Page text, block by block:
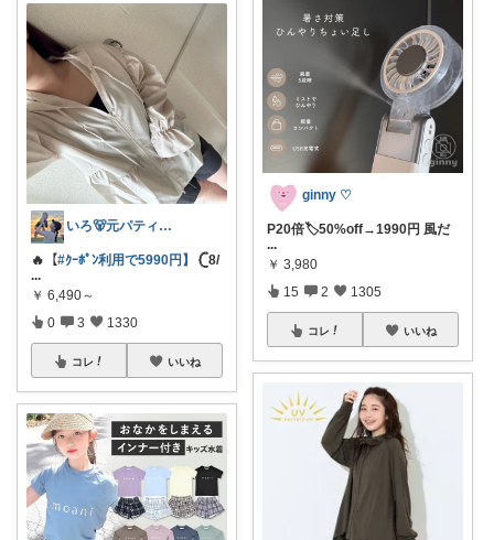
いろ🐻元パティシエ🍫
🔥【#ｸｰﾎﾟﾝ利用で5990円】
𓊆8/
...
￥ 6,490～
0 3 1330
コレ いいね
ginny ♡
P20倍🏷️50%off→1990円 風だ
...
￥ 3,980
15 2 1305
コレ いいね